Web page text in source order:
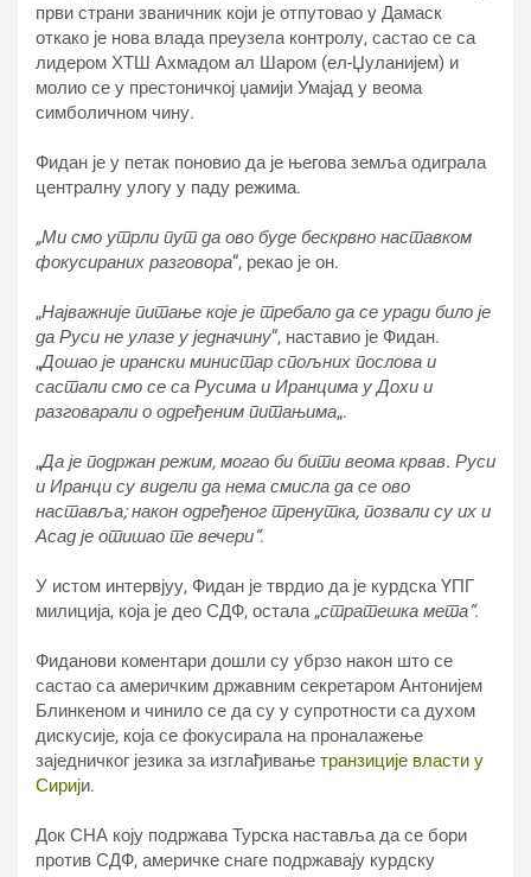
први страни званичник који је отпутовао у Дамаск
откако је нова влада преузела контролу, састао се са
лидером ХТШ Ахмадом ал Шаром (ел-Џуланијем) и
молио се у престоничкој џамији Умајад у веома
симболичном чину.
Фидан је у петак поновио да је његова земља одиграла
централну улогу у паду режима.
„Ми смо утрли пут да ово буде бескрвно наставком
фокусираних разговора“, рекао је он.
„Најважније питање које је требало да се уради било је
да Руси не улазе у једначину“, наставио је Фидан.
„Дошао је ирански министар спољних послова и
састали смо се са Русима и Иранцима у Дохи и
разговарали о одређеним питањима„.
„Да је подржан режим, могао би бити веома крвав. Руси
и Иранци су видели да нема смисла да се ово
наставља; након одређеног тренутка, позвали су их и
Асад је отишао те вечери“.
У истом интервјуу, Фидан је тврдио да је курдска YПГ
милиција, која је део СДФ, остала „стратешка мета“.
Фиданови коментари дошли су убрзо након што се
састао са америчким државним секретаром Антонијем
Блинкеном и чинило се да су у супротности са духом
дискусије, која се фокусирала на проналажење
заједничког језика за изглађивање транзиције власти у
Сирији.
Док СНА коју подржава Турска наставља да се бори
против СДФ, америчке снаге подржавају курдску